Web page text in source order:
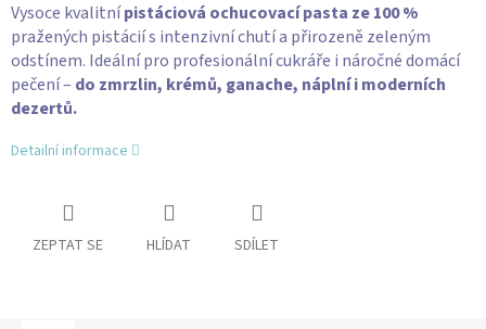
Vysoce kvalitnípistáciová ochucovací pasta ze 100 %
pražených pistácií s intenzivní chutí a přirozeně zeleným
odstínem. Ideální pro profesionální cukráře i náročné domácí
pečení – do zmrzlin, krémů, ganache, náplní i moderních
dezertů.
Detailní informace
ZEPTAT SE HLÍDAT SDÍLET